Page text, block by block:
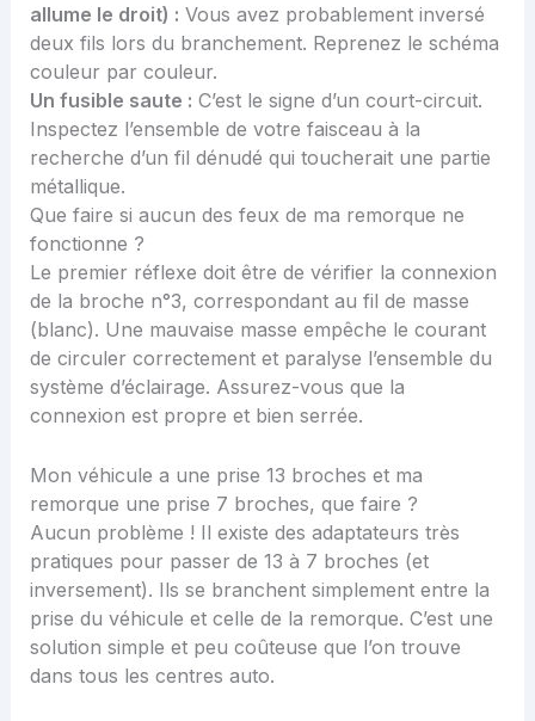
allume le droit) : Vous avez probablement inversé
deux fils lors du branchement. Reprenez le schéma
couleur par couleur.
Un fusible saute : C’est le signe d’un court-circuit.
Inspectez l’ensemble de votre faisceau à la
recherche d’un fil dénudé qui toucherait une partie
métallique.
Que faire si aucun des feux de ma remorque ne
fonctionne ?
Le premier réflexe doit être de vérifier la connexion
de la broche n°3, correspondant au fil de masse
(blanc). Une mauvaise masse empêche le courant
de circuler correctement et paralyse l’ensemble du
système d’éclairage. Assurez-vous que la
connexion est propre et bien serrée.
Mon véhicule a une prise 13 broches et ma
remorque une prise 7 broches, que faire ?
Aucun problème ! Il existe des adaptateurs très
pratiques pour passer de 13 à 7 broches (et
inversement). Ils se branchent simplement entre la
prise du véhicule et celle de la remorque. C’est une
solution simple et peu coûteuse que l’on trouve
dans tous les centres auto.